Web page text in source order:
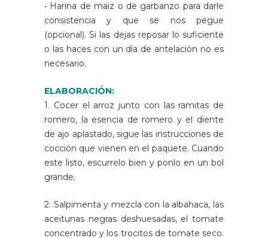
• Harina de maiz o de garbanzo para darle
consistencia y que se nos pegue
(opcional). Si las dejas reposar lo suficiente
o las haces con un día de antelación no es
necesario.
ELABORACIÓN:
1. Cocer el arroz junto con las ramitas de
romero, la esencia de romero y el diente
de ajo aplastado, sigue las instrucciones de
cocción que vienen en el paquete. Cuando
este listo, escurrelo bien y ponlo en un bol
grande.
2. Salpimenta y mezcla con la albahaca, las
aceitunas negras deshuesadas, el tomate
concentrado y los trocitos de tomate seco.